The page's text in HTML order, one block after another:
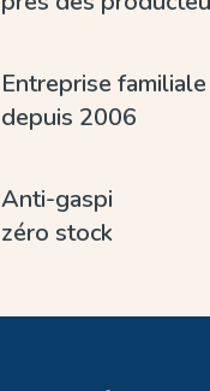
Entreprise familiale
depuis 2006
Anti-gaspi
zéro stock